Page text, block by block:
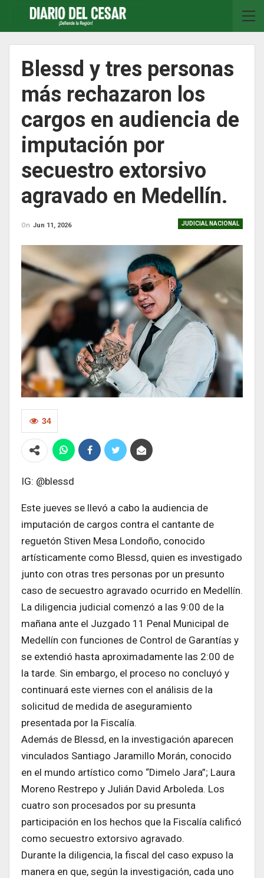
Blessd y tres personas
más rechazaron los
cargos en audiencia de
imputación por
secuestro extorsivo
agravado en Medellín.
JUDICIAL NACIONAL
On Jun 11, 2026
34
IG: @blessd
Este jueves se llevó a cabo la audiencia de
imputación de cargos contra el cantante de
reguetón Stiven Mesa Londoño, conocido
artísticamente como Blessd, quien es investigado
junto con otras tres personas por un presunto
caso de secuestro agravado ocurrido en Medellín.
La diligencia judicial comenzó a las 9:00 de la
mañana ante el Juzgado 11 Penal Municipal de
Medellín con funciones de Control de Garantías y
se extendió hasta aproximadamente las 2:00 de
la tarde. Sin embargo, el proceso no concluyó y
continuará este viernes con el análisis de la
solicitud de medida de aseguramiento
presentada por la Fiscalía.
Además de Blessd, en la investigación aparecen
vinculados Santiago Jaramillo Morán, conocido
en el mundo artístico como “Dimelo Jara”; Laura
Moreno Restrepo y Julián David Arboleda. Los
cuatro son procesados por su presunta
participación en los hechos que la Fiscalía calificó
como secuestro extorsivo agravado.
Durante la diligencia, la fiscal del caso expuso la
manera en que, según la investigación, cada uno